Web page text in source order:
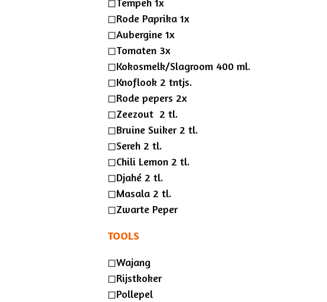
◻︎Rode Paprika 1x
◻︎Aubergine 1x
◻︎Tomaten 3x
◻︎Kokosmelk/Slagroom 400 ml.
◻︎Knoflook 2 tntjs.
◻︎Rode pepers 2x
◻︎Zeezout 2 tl.
◻︎Bruine Suiker 2 tl.
◻︎Sereh 2 tl.
◻︎Chili Lemon 2 tl.
◻︎Djahé 2 tl.
◻︎Masala 2 tl.
◻︎Zwarte Peper
TOOLS
◻︎Wajang
◻︎Rijstkoker
◻︎Pollepel